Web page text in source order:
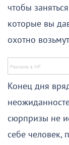
чтобы
которые вы
охотно
Конец дня
сюрпризы не
себе человек,